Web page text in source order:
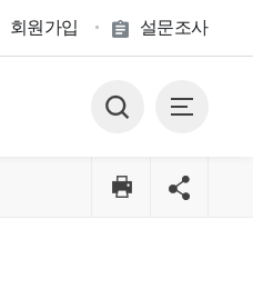
회원가입 설문조사